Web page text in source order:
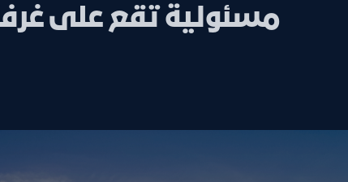
مسئولية تقع على